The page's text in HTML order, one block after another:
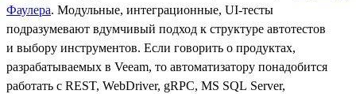
Фаулера. Модульные, интеграционные, UI-тесты
подразумевают вдумчивый подход к структуре автотестов
и выбору инструментов. Если говорить о продуктах,
разрабатываемых в Veeam, то автоматизатору понадобится
работать с REST, WebDriver, gRPC, MS SQL Server,